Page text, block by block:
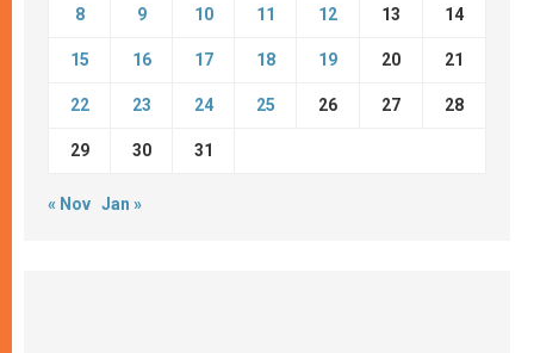
8 9 10 11 12 13 14
15 16 17 18 19 20 21
22 23 24 25 26 27 28
29 30 31
« Nov Jan »